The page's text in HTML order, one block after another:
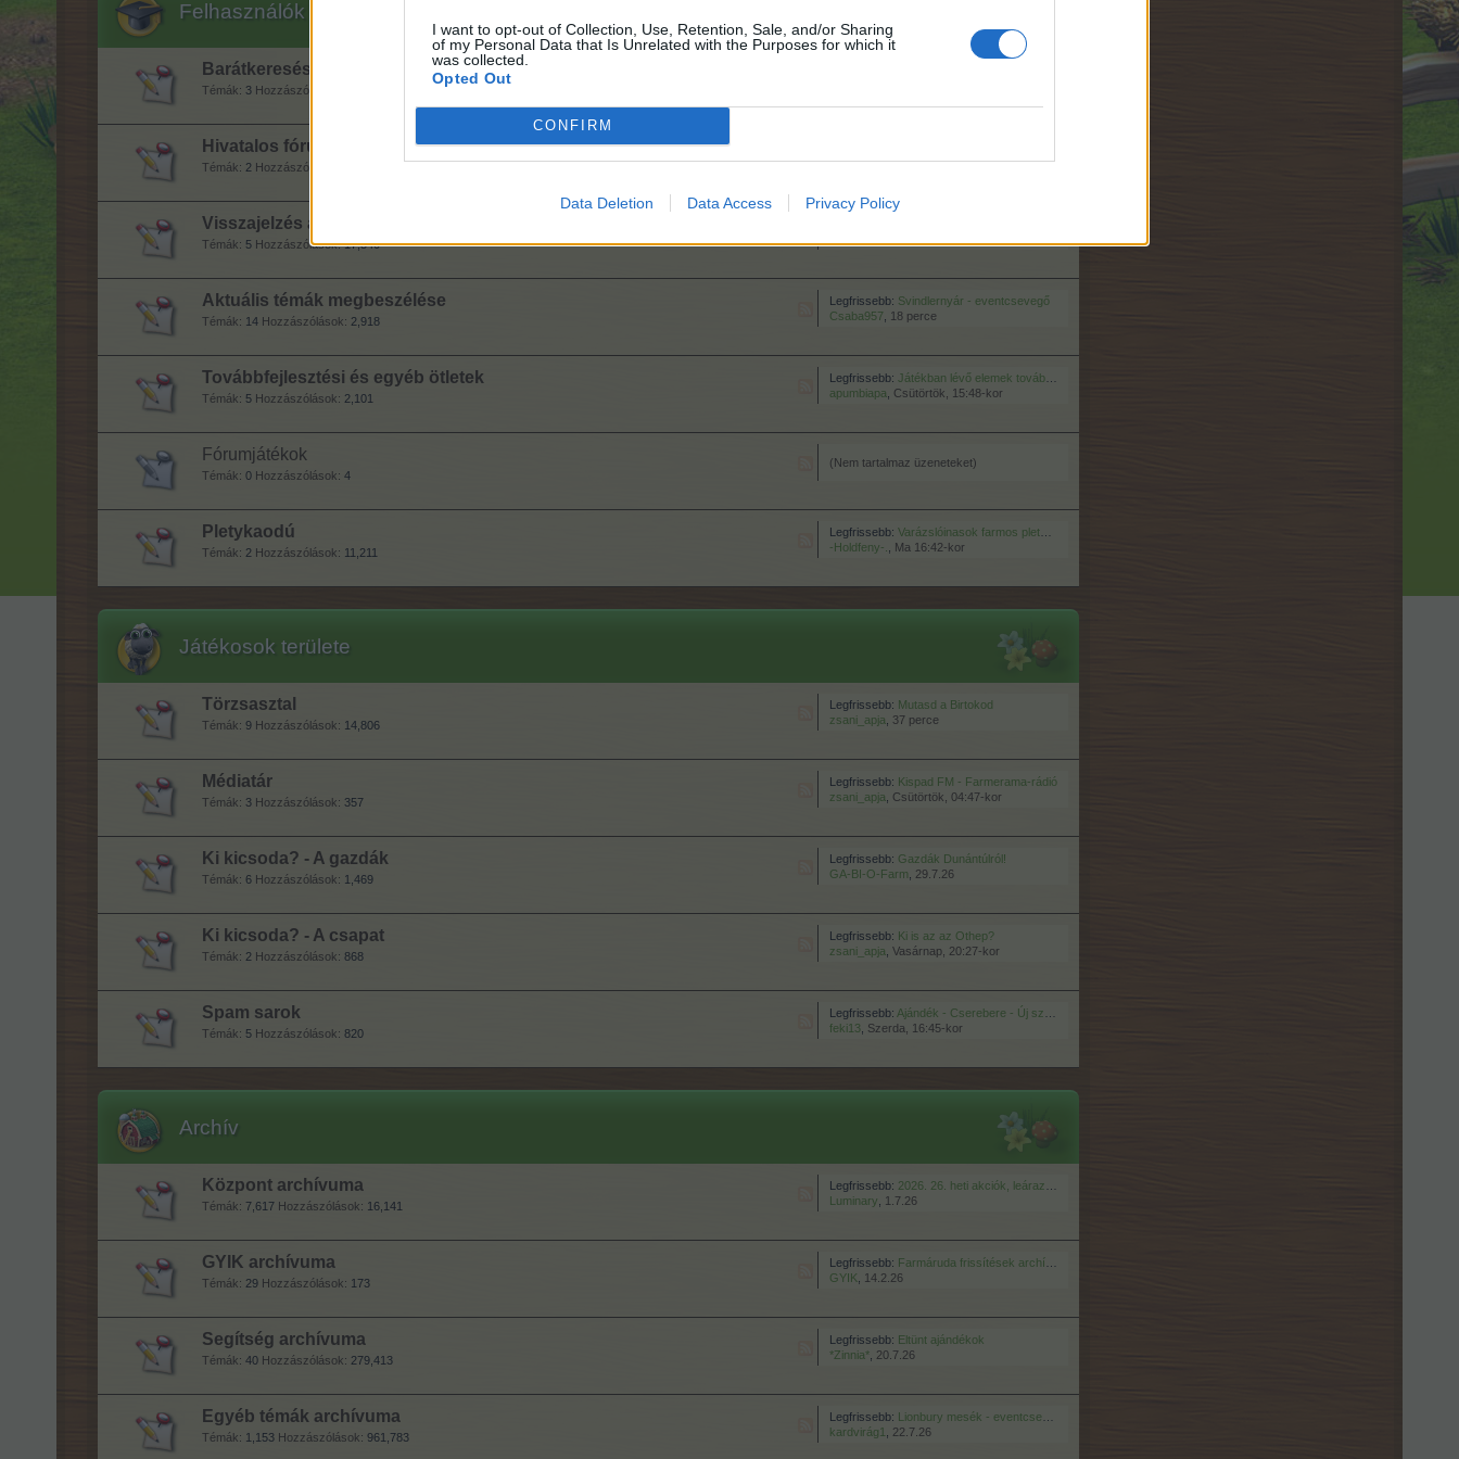
I want to opt-out of Collection, Use, Retention, Sale, and/or Sharing
of my Personal Data that Is Unrelated with the Purposes for which it
was collected.
Opted Out
CONFIRM
Data Deletion Data Access Privacy Policy
Felhasználók és a játék
Barátkeresés
Témák: 3 Hozzászólások:
Hivatalos fórumjátékok
Témák: 2 Hozzászólások:
aboga, Szerda, 07:13-kor
Visszajelzés a játékról
Témák: 5 Hozzászólások: 17,540
Aktuális témák megbeszélése
Témák: 14 Hozzászólások: 2,918
Legfrissebb: Svindlernyár - eventcsevegő
Csaba957
18 perce
Továbbfejlesztési és egyéb ötletek
Témák: 5 Hozzászólások: 2,101
Legfrissebb: Játékban lévő elemek továbbfejlesztése - ÚJ
apumbiapa
Csütörtök, 15:48-kor
Fórumjátékok
Témák: 0 Hozzászólások: 4
(Nem tartalmaz üzeneteket)
Pletykaodú
Témák: 2 Hozzászólások: 11,211
Legfrissebb: Varázslóinasok farmos pletykapartija
-Holdfeny-.
Ma 16:42-kor
Játékosok területe
Törzsasztal
Témák: 9 Hozzászólások: 14,806
Legfrissebb: Mutasd a Birtokod
zsani_apja
37 perce
Médiatár
Témák: 3 Hozzászólások: 357
Legfrissebb: Kispad FM - Farmerama-rádió
zsani_apja
Csütörtök, 04:47-kor
Ki kicsoda? - A gazdák
Témák: 6 Hozzászólások: 1,469
Legfrissebb: Gazdák Dunántúlról!
GA-BI-O-Farm
29.7.26
Ki kicsoda? - A csapat
Témák: 2 Hozzászólások: 868
Legfrissebb: Ki is az az Othep?
zsani_apja Vasárnap, 20:27-kor
Spam sarok
Témák: 5 Hozzászólások: 820
Legfrissebb: Ajándék - Cserebere - Új szabályokkal!
feki13 Szerda, 16:45-kor
Archív
Központ archívuma
Témák: 7,617 Hozzászólások: 16,141
Legfrissebb: 2026. 26. heti akciók, leárazások!
Luminary
1.7.26
GYIK archívuma
Témák: 29 Hozzászólások: 173
Legfrissebb: Farmáruda frissítések archívuma
GYIK
14.2.26
Segítség archívuma
Témák: 40 Hozzászólások: 279,413
Legfrissebb: Eltünt ajándékok
*Zinnia* 20.7.26
Egyéb témák archívuma
Témák: 1,153 Hozzászólások: 961,783
Legfrissebb: Lionbury mesék - eventcsevegő
kardvirág1
22.7.26